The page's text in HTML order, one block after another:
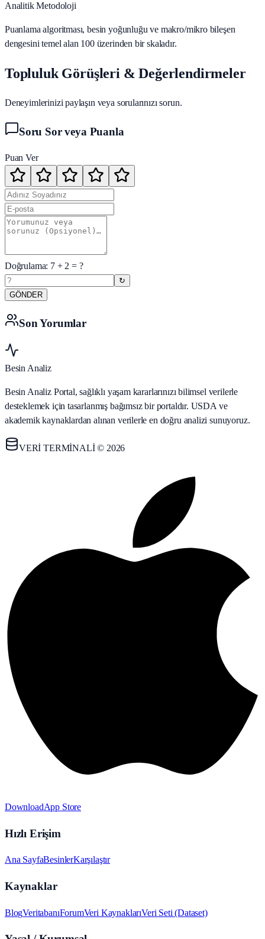
Analitik Metodoloji
Puanlama algoritması, besin yoğunluğu ve makro/mikro bileşen
dengesini temel alan 100 üzerinden bir skaladır.
Topluluk Görüşleri & Değerlendirmeler
Deneyimlerinizi paylaşın veya sorularınızı sorun.
Soru Sor veya Puanla
Puan Ver
Doğrulama: 7+2 = ?
↻
GÖNDER
Son Yorumlar
Besin Analiz
Besin Analiz Portal, sağlıklı yaşam kararlarınızı bilimsel verilerle
desteklemek için tasarlanmış bağımsız bir portaldır. USDA ve
akademik kaynaklardan alınan verilerle en doğru analizi sunuyoruz.
VERİ TERMİNALİ © 2026
DownloadApp Store
Hızlı Erişim
Ana SayfaBesinlerKarşılaştır
Kaynaklar
BlogVeritabanıForumVeri KaynaklarıVeri Seti (Dataset)